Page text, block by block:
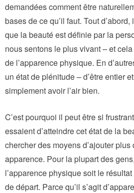
demandées comment être
bases de ce qu’il faut. Tout
que la beauté est définie par la
nous sentons le plus vivant – et
de l’apparence physique. En
un état de plénitude – d’être entier
simplement avoir l’air bien.
C’est pourquoi il peut être si
essaient d’atteindre cet état de la
chercher des moyens d’ajouter
apparence. Pour la plupart des
l’apparence physique soit le
de départ. Parce qu’il s’agit